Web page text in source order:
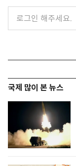
국제 많이 본 뉴스